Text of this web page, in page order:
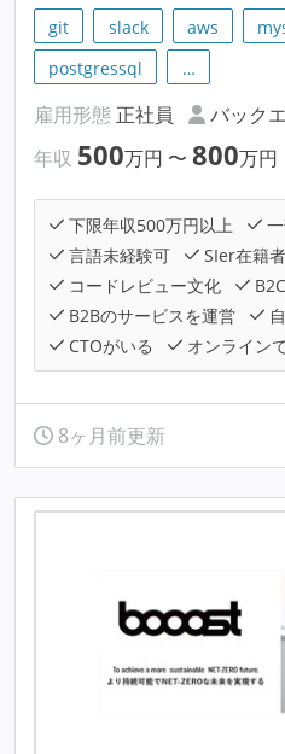
git slack aws
postgressql
…
雇用形態 正社員 バック
年収 500万円 〜 800万円
下限年収500万円以上
言語未経験可
SIer在籍
コードレビュー文化
B2Bのサービスを運営
CTOがいる
オンライン
8ヶ月前更新